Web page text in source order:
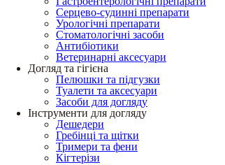
Серцево-судинні препарати
Урологічні препарати
Стоматологічні засоби
Антибіотики
Ветеринарні аксесуари
Догляд та гігієна
Пелюшки та підгузки
Туалети та аксесуари
Засоби для догляду
Інструменти для догляду
Дешедери
Гребінці та щітки
Тримери та фени
Кігтерізи